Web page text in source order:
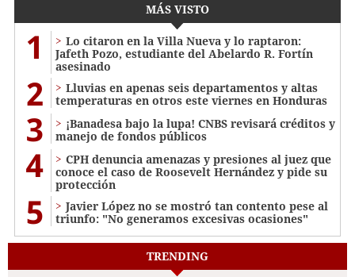
MÁS VISTO
1
Lo citaron en la Villa Nueva y lo raptaron:
Jafeth Pozo, estudiante del Abelardo R. Fortín
asesinado
2
Lluvias en apenas seis departamentos y altas
temperaturas en otros este viernes en Honduras
3
¡Banadesa bajo la lupa! CNBS revisará créditos y
manejo de fondos públicos
4
CPH denuncia amenazas y presiones al juez que
conoce el caso de Roosevelt Hernández y pide su
protección
5
Javier López no se mostró tan contento pese al
triunfo: "No generamos excesivas ocasiones"
TRENDING